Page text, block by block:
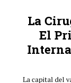
La
El
La capital del